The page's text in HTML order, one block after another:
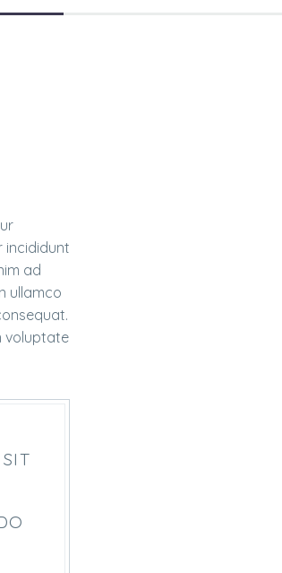
incididunt
ad
ullamco
voluptate